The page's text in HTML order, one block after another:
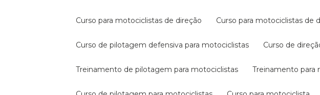
curso para motociclistas de direção curso para motociclistas de
curso de pilotagem defensiva para motociclistas curso de
treinamento de pilotagem para motociclistas treinamento para